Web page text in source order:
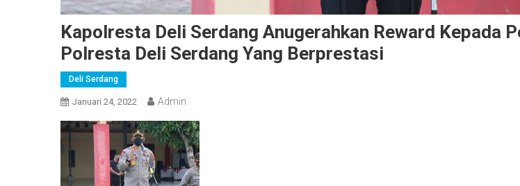
Kapolresta Deli Serdang Anugerahkan Reward Kepada
Polresta Deli Serdang Yang Berprestasi
Deli Serdang
Januari 24, 2022 Admin